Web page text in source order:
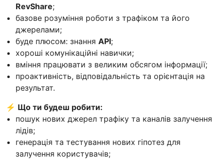
RevShare;
базове розуміння роботи з трафіком та його
джерелами;
буде плюсом: знання API;
хороші комунікаційні навички;
вміння працювати з великим обсягом інформації;
проактивність, відповідальність та орієнтація на
результат.
⚡ Що ти будеш робити:
пошук нових джерел трафіку та каналів залучення
лідів;
генерація та тестування нових гіпотез для
залучення користувачів;